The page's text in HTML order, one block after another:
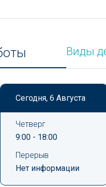
Виды
Сегодня, 6 Августа
Четверг
9:00 - 18:00
Перерыв
Нет информации